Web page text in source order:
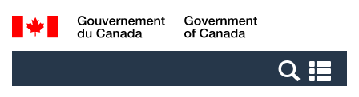
Passer
au
Passer
à
Canada
Recherche
et